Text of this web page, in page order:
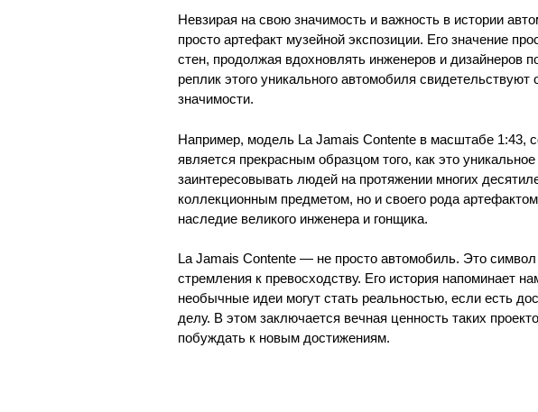
Невзирая на свою значимость и важность в истории
просто артефакт музейной экспозиции. Его значение
стен, продолжая вдохновлять инженеров и дизайнеров
реплик этого уникального автомобиля свидетельствуют
значимости.
Например, модель La Jamais Contente в масштабе 1:43,
является прекрасным образцом того, как это
заинтересовывать людей на протяжении многих
коллекционным предметом, но и своего рода
наследие великого инженера и гонщика.
La Jamais Contente — не просто автомобиль. Это символ
стремления к превосходству. Его история напоминает
необычные идеи могут стать реальностью, если есть
делу. В этом заключается вечная ценность таких
побуждать к новым достижениям.